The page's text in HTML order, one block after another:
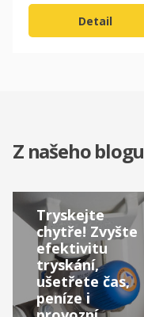
Detail
Z našeho blogu
Tryskejte
chytře! Zvyšte
efektivitu
tryskání,
ušetřete čas,
peníze i